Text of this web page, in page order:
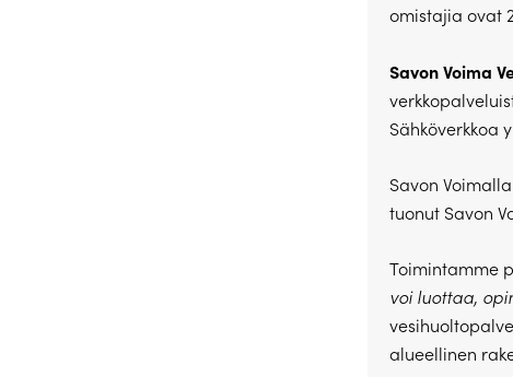
omistajia ovat
Savon Voima
Sähköverkkoa
Savon
tuonut Savon
Toimintamme
voi luottaa,
alueellinen